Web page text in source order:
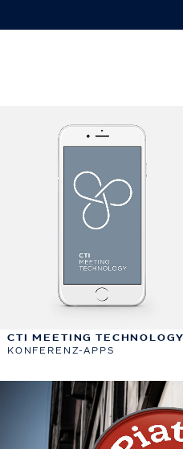
CTI MEETING TECHNOLOGY
KONFERENZ-APPS